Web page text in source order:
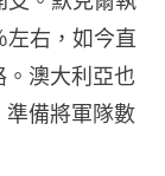
左右，如今直
澳大利亞也
備將軍隊數